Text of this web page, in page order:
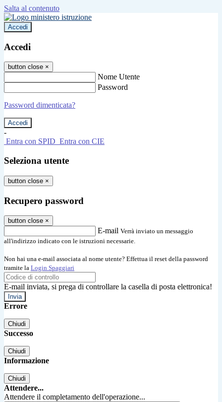
Salta al contenuto
Accedi
Accedi
button close ×
Nome Utente
Password
Password dimenticata?
-
Entra con SPID Entra con CIE
Seleziona utente
button close ×
Recupero password
button close ×
E-mail Verrà inviato un messaggio
all'indirizzo indicato con le istruzioni necessarie.
Non hai una e-mail associata al nome utente? Effettua il reset della password
tramite la Login Spaggiari
E-mail inviata, si prega di controllare la casella di posta elettronica!
Errore
Chiudi
Successo
Chiudi
Informazione
Chiudi
Attendere...
Attendere il completamento dell'operazione...